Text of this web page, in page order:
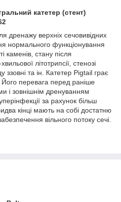
катетер (стент)
дренажу верхніх сечовивідних
нормального функціонування
каменів, стану після
літотрипсії, стенозі
ззовні та ін. Катетер Pigtail грає
перевага перед раніше
і зовнішнім дренуванням
за рахунок більш
кінці мають на собі достатню
вільного потоку сечі.